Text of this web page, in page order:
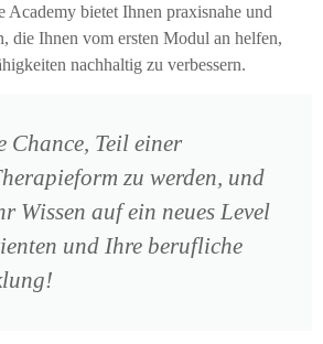
Academy bietet Ihnen praxisnahe und
die Ihnen vom ersten Modul an helfen,
nachhaltig zu verbessern.
Chance, Teil einer
zu werden, und
Wissen auf ein neues Level
und Ihre berufliche